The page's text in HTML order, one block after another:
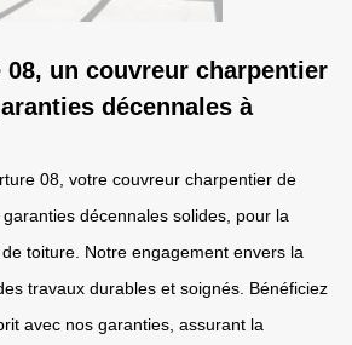
08, un couvreur charpentier
décennales à
08, votre couvreur charpentier de
décennales solides, pour la
toiture. Notre engagement envers la
travaux durables et soignés. Bénéficiez
avec nos garanties, assurant la